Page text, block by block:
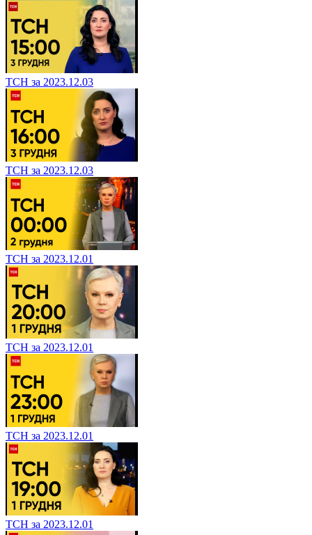
ТСН за 2023.12.03
ТСН за 2023.12.03
ТСН за 2023.12.01
ТСН за 2023.12.01
ТСН за 2023.12.01
ТСН за 2023.12.01